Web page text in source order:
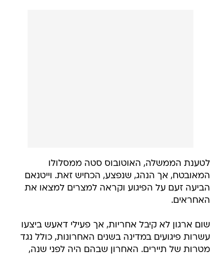
לטענת הממשלה, האוטובוס סטה ממסלולו
המאובטח, אך הנהג, שנפצע, הכחיש זאת. וייטנאם
הביעה זעם על הפיגוע וקראה למצרים למצאו את
האחראים.
שום ארגון לא קיבל אחריות, אך פעילי דאעש ביצעו
עשרות פיגועים במדינה בשנים האחרונות, כולל נגד
מטרות של תיירים. האחרון שבהם היה לפני שנה,